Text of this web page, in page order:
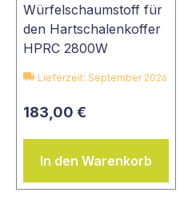
Würfelschaumstoff für
den Hartschalenkoffer
HPRC 2800W
Lieferzeit: September 2026
183,00 €
In den Warenkorb